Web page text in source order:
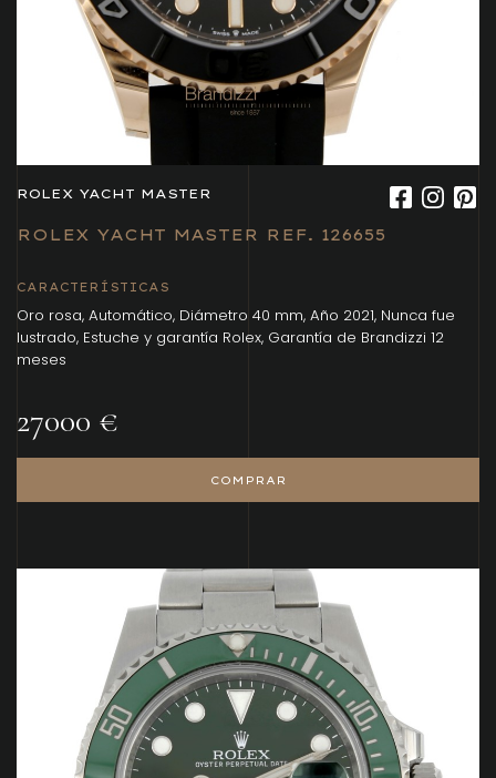
ROLEX YACHT MASTER
ROLEX YACHT MASTER REF. 126655
CARACTERÍSTICAS
Oro rosa, Automático, Diámetro 40 mm, Año 2021, Nunca fue
lustrado, Estuche y garantía Rolex, Garantía de Brandizzi 12
meses
27000 €
COMPRAR